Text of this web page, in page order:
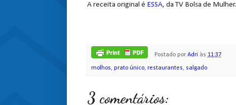
A receita original é ESSA, da TV Bolsa de Mulher.
Postado por Adri às 11:37
molhos, prato único, restaurantes, salgado
3 comentários: